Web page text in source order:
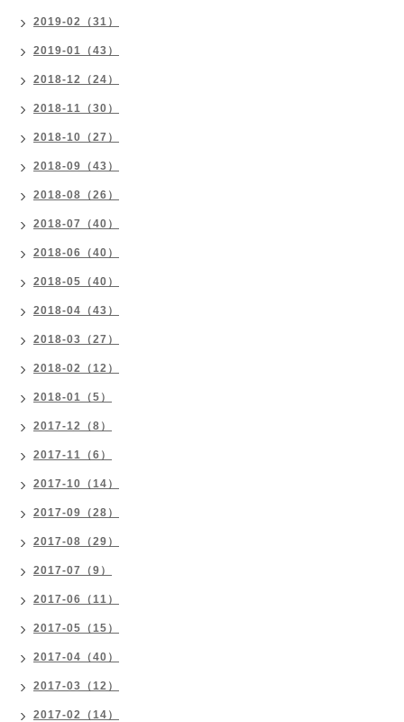
2019-02（31）
2019-01（43）
2018-12（24）
2018-11（30）
2018-10（27）
2018-09（43）
2018-08（26）
2018-07（40）
2018-06（40）
2018-05（40）
2018-04（43）
2018-03（27）
2018-02（12）
2018-01（5）
2017-12（8）
2017-11（6）
2017-10（14）
2017-09（28）
2017-08（29）
2017-07（9）
2017-06（11）
2017-05（15）
2017-04（40）
2017-03（12）
2017-02（14）